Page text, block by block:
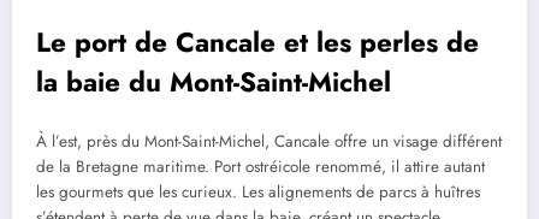
Le port de Cancale et les perles de
la baie du Mont-Saint-Michel
À l’est, près du Mont-Saint-Michel, Cancale offre un visage différent
de la Bretagne maritime. Port ostréicole renommé, il attire autant
les gourmets que les curieux. Les alignements de parcs à huîtres